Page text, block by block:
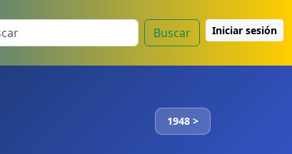
Buscar Iniciar sesión
1948 >